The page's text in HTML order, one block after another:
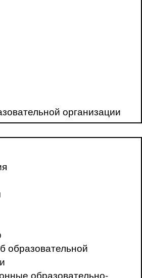
организации
образовательной
образовательно-